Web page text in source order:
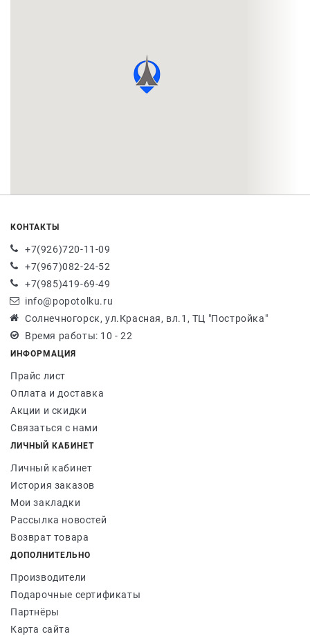
КОНТАКТЫ
+7(926)720-11-09
+7(967)082-24-52
+7(985)419-69-49
info@popotolku.ru
Солнечногорск, ул.Красная, вл.1, ТЦ "Постройка"
Время работы: 10 - 22
ИНФОРМАЦИЯ
Прайс лист
Оплата и доставка
Акции и скидки
Связаться с нами
ЛИЧНЫЙ КАБИНЕТ
Личный кабинет
История заказов
Мои закладки
Рассылка новостей
Возврат товара
ДОПОЛНИТЕЛЬНО
Производители
Подарочные сертификаты
Партнёры
Карта сайта